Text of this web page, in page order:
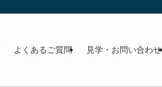
よくあるご質問 見学・お問い合わせ